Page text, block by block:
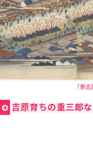
「新
吉原育ちの重三郎